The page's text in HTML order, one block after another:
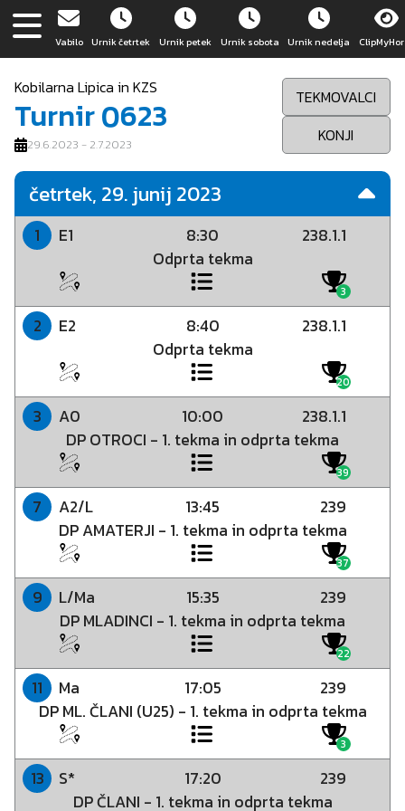
Vabilo Urnik četrtek Urnik petek Urnik sobota Urnik nedelja
Kobilarna Lipica in KZS
Turnir0623
29.6.2023 - 2.7.2023
TEKMOVALCI
KONJI
četrtek, 29. junij 2023
1 E1 8:30
238.1.1
Odprta tekma
3
2 E2 8:40
238.1.1
Odprta tekma
20
3 A0 10:00
238.1.1
DP OTROCI - 1. tekma in odprta tekma
39
7 A2/L 13:45
239
DP AMATERJI - 1. tekma in odprta tekma
37
9 L/Ma 15:35
239
DP MLADINCI - 1. tekma in odprta tekma
22
11 Ma 17:05
239
DP ML. ČLANI (U25) - 1. tekma in odprta tekma
3
13 S* 17:20
239
DP ČLANI - 1. tekma in odprta tekma
A0 8:30
DP1
DP OTROCI - 2. tekma (v dveh tekih)
13
A2 10:15
DP1
DP ML. MLADINCI - 2. tekma (v dveh tekih)
21 E1 10:00
238.1.1
Odprta tekma
4
22 E2 10:15
238.1.1
Odprta tekma
19
23 A1 11:30
238.1.1
Odprta tekma
E2 8:30
238.1.1
Odprta tekma
13
A1 9:30
238.1.1
Odprta tekma
25